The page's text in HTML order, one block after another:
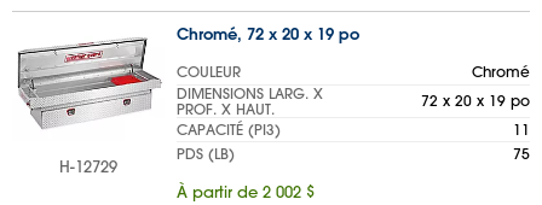
H-12729
Chromé, 72 x 20 x 19 po
COULEUR
Chromé
DIMENSIONS LARG. X
PROF. X HAUT.
72 x 20 x 19 po
CAPACITÉ (PI3)
11
PDS (LB)
75
À partir de 2 002 $